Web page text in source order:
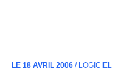
LE 18 AVRIL 2006 / LOGICIEL